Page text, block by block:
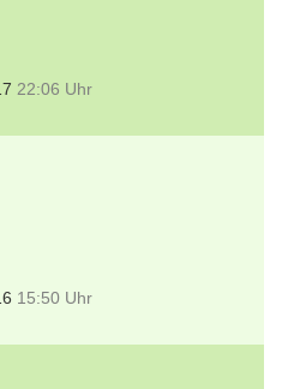
22:06 Uhr
15:50 Uhr